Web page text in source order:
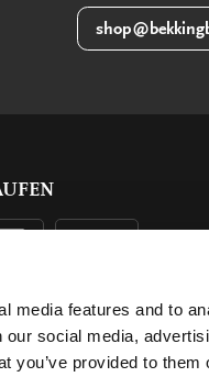
media features and to
social media,
you’ve provided to them